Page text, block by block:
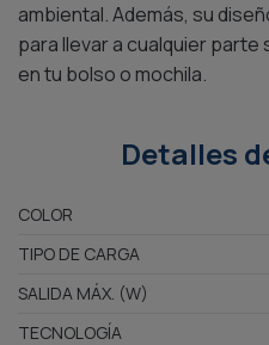
ambiental. Además, su
para llevar a cualquier
en tu bolso o mochila.
Detalles
COLOR
TIPO DE CARGA
SALIDA MÁX. (W)
TECNOLOGÍA